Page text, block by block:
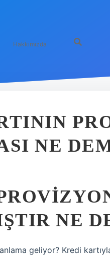
Hakkımızda
NE
NE
geliyor? Kredi